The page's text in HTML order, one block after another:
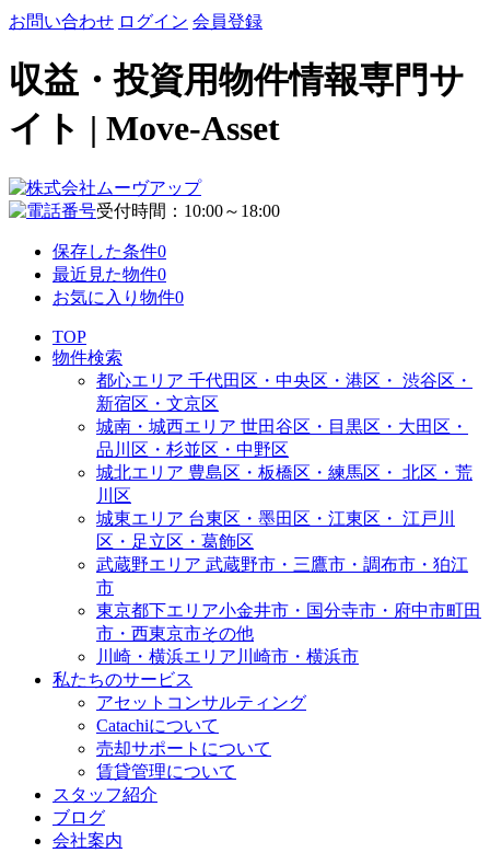
お問い合わせ ログイン 会員登録
収益・投資用物件情報専門サ
イト | Move-Asset
受付時間：10:00～18:00
保存した条件0
最近見た物件0
お気に入り物件0
TOP
物件検索
都心エリア 千代田区・中央区・港区・ 渋谷区・
新宿区・文京区
城南・城西エリア 世田谷区・目黒区・大田区・
品川区・杉並区・中野区
城北エリア 豊島区・板橋区・練馬区・ 北区・荒
川区
城東エリア 台東区・墨田区・江東区・ 江戸川
区・足立区・葛飾区
武蔵野エリア 武蔵野市・三鷹市・調布市・ 狛江
市
東京都下エリア小金井市・国分寺市・府中市町田
市・西東京市その他
川崎・横浜エリア 川崎市・横浜市
私たちのサービス
アセットコンサルティング
Catachiについて
売却サポートについて
賃貸管理について
スタッフ紹介
ブログ
会社案内